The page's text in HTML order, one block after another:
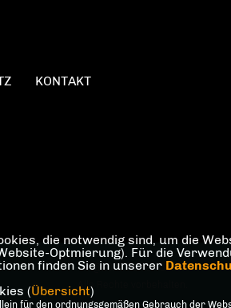
KONTAKT
@2026 Roman Simon
Alle Rechte vorbehalten.
die notwendig sind, um die
Optmierung). Für die
finden Sie in unserer
(Übersicht)
für den ordnungsgemäßen Gebrauch der